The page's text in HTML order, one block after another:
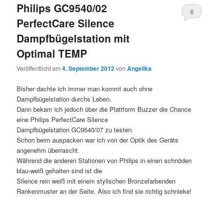
Philips GC9540/02
PerfectCare Silence
Dampfbügelstation mit
Optimal TEMP
Veröffentlicht am4. September 2012vonAngelika
6
Bisher dachte ich immer man kommt auch ohne
Dampfbügelstation durchs Leben.
Dann bekam ich jedoch über die Plattform Buzzer die Chance
eine Philips PerfectCare Silence
Dampfbügelstation GC9540/07 zu testen.
Schon beim auspacken war ich von der Optik des Geräts
angenehm überrascht.
Während die anderen Stationen von Philips in einen schnöden
blau-weiß gehalten sind ist die
Silence rein weiß mit einem stylischen Bronzefarbenden
Rankenmuster an der Seite. Also ich find sie richtig schnieke!